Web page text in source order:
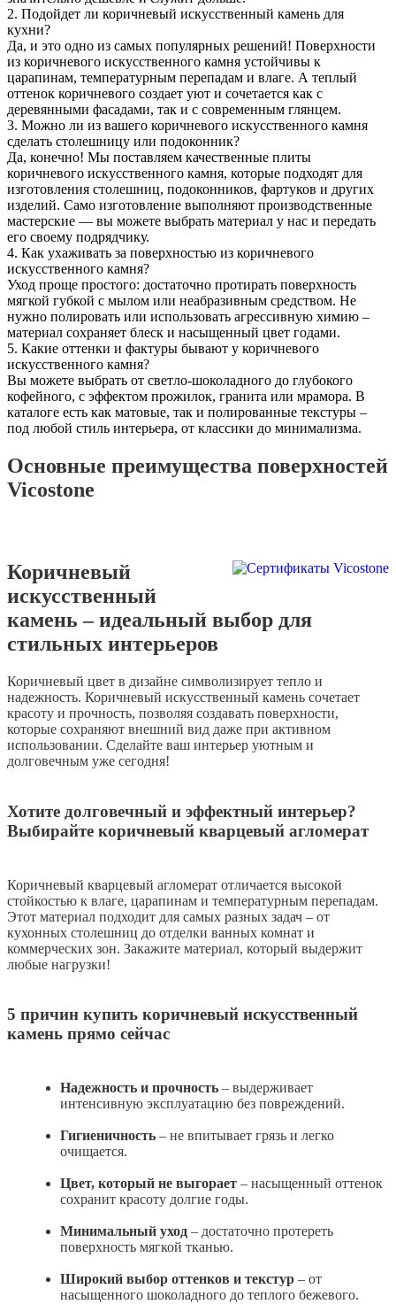
2. Подойдет ли коричневый искусственный камень для
кухни?
Да, и это одно из самых популярных решений! Поверхности
из коричневого искусственного камня устойчивы к
царапинам, температурным перепадам и влаге. А теплый
оттенок коричневого создает уют и сочетается как с
деревянными фасадами, так и с современным глянцем.
3. Можно ли из вашего коричневого искусственного камня
сделать столешницу или подоконник?
Да, конечно! Мы поставляем качественные плиты
коричневого искусственного камня, которые подходят для
изготовления столешниц, подоконников, фартуков и других
изделий. Само изготовление выполняют производственные
мастерские — вы можете выбрать материал у нас и передать
его своему подрядчику.
4. Как ухаживать за поверхностью из коричневого
искусственного камня?
Уход проще простого: достаточно протирать поверхность
мягкой губкой с мылом или неабразивным средством. Не
нужно полировать или использовать агрессивную химию –
материал сохраняет блеск и насыщенный цвет годами.
5. Какие оттенки и фактуры бывают у коричневого
искусственного камня?
Вы можете выбрать от светло-шоколадного до глубокого
кофейного, с эффектом прожилок, гранита или мрамора. В
каталоге есть как матовые, так и полированные текстуры –
под любой стиль интерьера, от классики до минимализма.
Основные преимущества поверхностей
Vicostone
Коричневый
искусственный
камень – идеальный выбор для
стильных интерьеров
Коричневый цвет в дизайне символизирует тепло и
надежность. Коричневый искусственный камень сочетает
красоту и прочность, позволяя создавать поверхности,
которые сохраняют внешний вид даже при активном
использовании. Сделайте ваш интерьер уютным и
долговечным уже сегодня!
Хотите долговечный и эффектный интерьер?
Выбирайте коричневый кварцевый агломерат
Коричневый кварцевый агломерат отличается высокой
стойкостью к влаге, царапинам и температурным перепадам.
Этот материал подходит для самых разных задач – от
кухонных столешниц до отделки ванных комнат и
коммерческих зон. Закажите материал, который выдержит
любые нагрузки!
5 причин купить коричневый искусственный
камень прямо сейчас
Надежность и прочность – выдерживает
интенсивную эксплуатацию без повреждений.
Гигиеничность – не впитывает грязь и легко
очищается.
Цвет, который не выгорает – насыщенный оттенок
сохранит красоту долгие годы.
Минимальный уход – достаточно протереть
поверхность мягкой тканью.
Широкий выбор оттенков и текстур – от
насыщенного шоколадного до теплого бежевого.